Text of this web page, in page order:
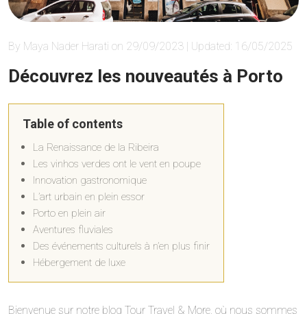
By Maya Nader Harati on 29/09/2023 | Updated: 16/05/2025
Découvrez les nouveautés à Porto
Table of contents
La Renaissance de la Ribeira
Les vinhos verdes ont le vent en poupe
Innovation gastronomique
L’art urbain en plein essor
Porto en plein air
Aventures fluviales
Des événements culturels à n’en plus finir
Hébergement de luxe
Bienvenue sur notre blog Tour Travel & More, où nous sommes